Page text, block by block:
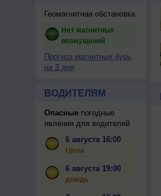
Геомагнитная обстановка
Нет магнитных
возмущений
Прогноз магнитных бурь
на 3 дня
ВОДИТЕЛЯМ
Опасныепогодные
явления для водителей
6 августа 16:00
гроза
6 августа 19:00
дождь